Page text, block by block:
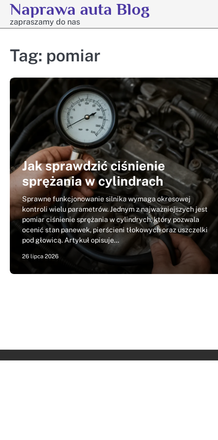
Skip
content
Naprawa auta Blog
zapraszamy do nas
Tag: pomiar
Jak sprawdzić ciśnienie
sprężania w cylindrach
Sprawne funkcjonowanie silnika wymaga okresowej
kontroli wielu parametrów. Jednym z najważniejszych jest
pomiar ciśnienie sprężania w cylindrych, który pozwala
ocenić stan panewek, pierścieni tłokowych oraz uszczelki
pod głowicą. Artykuł opisuje…
26 lipca 2026